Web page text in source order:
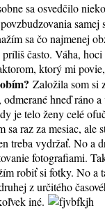
sa osvedčilo
sa čo najmenej
často. Váha,
ktorý mi
Založila som si
hneď ráno
je telo ženy celé
sa raz za mesiac, ale
treba vydržať. No a
fotografiami.
robiť si fotky. No a
z určitého
iné.